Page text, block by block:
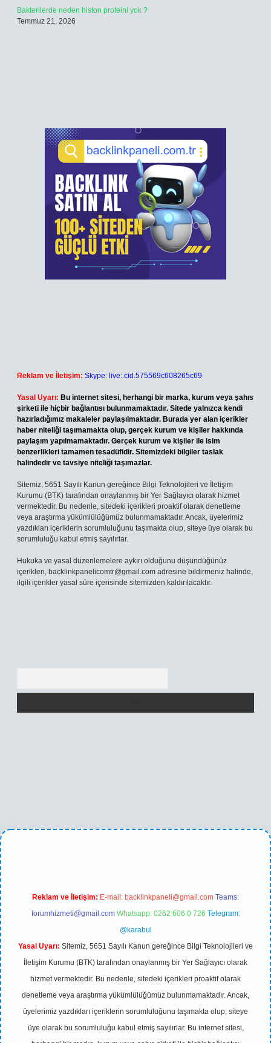
Bakterilerde neden histon proteini yok ?
Temmuz 21, 2026
Reklam ve İletişim: Skype: live:.cid.575569c608265c69
Yasal Uyarı: Bu internet sitesi, herhangi bir marka, kurum veya şahıs
şirketi ile hiçbir bağlantısı bulunmamaktadır. Sitede yalnızca kendi
hazırladığımız makaleler paylaşılmaktadır. Burada yer alan içerikler
haber niteliği taşımamakta olup, gerçek kurum ve kişiler hakkında
paylaşım yapılmamaktadır. Gerçek kurum ve kişiler ile isim
benzerlikleri tamamen tesadüfidir. Sitemizdeki bilgiler taslak
halindedir ve tavsiye niteliği taşımazlar.
Sitemiz, 5651 Sayılı Kanun gereğince Bilgi Teknolojileri ve İletişim
Kurumu (BTK) tarafından onaylanmış bir Yer Sağlayıcı olarak hizmet
vermektedir. Bu nedenle, sitedeki içerikleri proaktif olarak denetleme
veya araştırma yükümlülüğümüz bulunmamaktadır. Ancak, üyelerimiz
yazdıkları içeriklerin sorumluluğunu taşımakta olup, siteye üye olarak bu
sorumluluğu kabul etmiş sayılırlar.
Hukuka ve yasal düzenlemelere aykırı olduğunu düşündüğünüz
içerikleri, backlinkpanelicomtr@gmail.com adresine bildirmeniz halinde,
ilgili içerikler yasal süre içerisinde sitemizden kaldırılacaktır.
yeni giriş
Reklam ve İletişim: E-mail: backlinkpaneli@gmail.com Teams:
forumhizmeti@gmail.com Whatsapp: 0262 606 0 726 Telegram:
@karabul
Yasal Uyarı: Sitemiz, 5651 Sayılı Kanun gereğince Bilgi Teknolojileri ve
İletişim Kurumu (BTK) tarafından onaylanmış bir Yer Sağlayıcı olarak
hizmet vermektedir. Bu nedenle, sitedeki içerikleri proaktif olarak
denetleme veya araştırma yükümlülüğümüz bulunmamaktadır. Ancak,
üyelerimiz yazdıkları içeriklerin sorumluluğunu taşımakta olup, siteye
üye olarak bu sorumluluğu kabul etmiş sayılırlar. Bu internet sitesi,